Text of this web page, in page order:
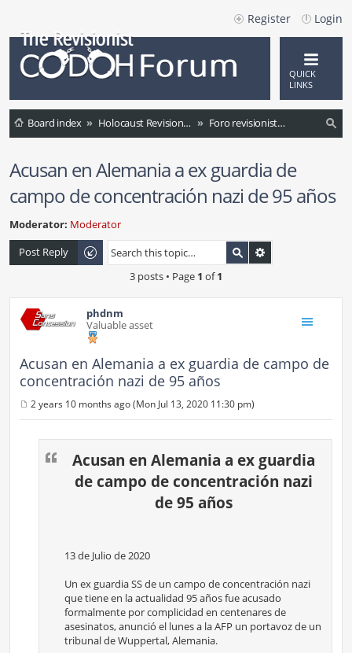
Login
Register
QUICK
LINKS
Board index Holocaust Revisionism (International)
Foro revisionista en español
h
Acusan en Alemania a ex guardia de
campo de concentración nazi de 95 años
Moderator: Moderator
Post Reply
3 posts • Page 1 of1
phdnm
Valuable asset
Acusan en Alemania a ex guardia de campo de
concentración nazi de 95 años
o
2 years 10 months ago (Mon Jul 13, 2020 11:30 pm)
Acusan en Alemania a ex guardia
de campo de concentración nazi
de 95 años
13 de Julio de 2020
Un ex guardia SS de un campo de concentración nazi
que tiene en la actualidad 95 años fue acusado
formalmente por complicidad en centenares de
asesinatos, anunció el lunes a la AFP un portavoz de un
tribunal de Wuppertal, Alemania.